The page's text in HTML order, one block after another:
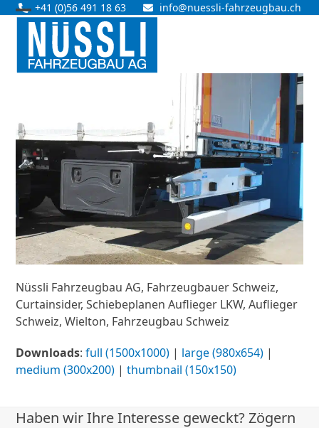
Skip
content
+41 (0)56 491 18 63 info@nuessli-fahrzeugbau.ch
Open
mobile
menu
Close
mobile
menu
Nüssli Fahrzeugbau AG, Fahrzeugbauer Schweiz,
Curtainsider, Schiebeplanen Auflieger LKW, Auflieger
Schweiz, Wielton, Fahrzeugbau Schweiz
Downloads:full (1500x1000) | large (980x654) |
medium (300x200) |thumbnail (150x150)
Haben wir Ihre Interesse geweckt? Zögern